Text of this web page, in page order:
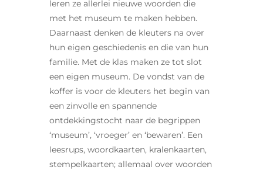
leren ze allerlei nieuwe woorden die
met het museum te maken hebben.
Daarnaast denken de kleuters na over
hun eigen geschiedenis en die van hun
familie. Met de klas maken ze tot slot
een eigen museum. De vondst van de
koffer is voor de kleuters het begin van
een zinvolle en spannende
ontdekkingstocht naar de begrippen
‘museum’, ‘vroeger’ en ‘bewaren’. Een
leesrups, woordkaarten, kralenkaarten,
stempelkaarten; allemaal over woorden